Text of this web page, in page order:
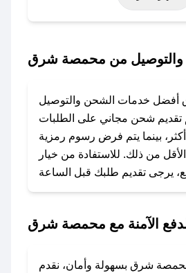
حتى عروض خاصة أخرى.
يمكنك العثور بسهولة على
عبر تويتر أو البريد الإلكتروني
لإضافته بسرعة.
### كيفية استخدام كود خصم محمصة شرق؟
1. انسخ كود الخصم من تطبيق صحصح.
2. الصقه في خانة الدفع عند التسوق من محمصة
مع فريق دعم صحصح عبر
من محمصة شرق
خدمات الشحن والتوصيل
تقديم شحن مجاني على الطلبات
أكثر، بينما يتم فرض رسوم رمزية
من ذلك. للاستفادة من خيار
الآمنة مع محمصة شرق
شرق بسهولة وأمان، نقدم